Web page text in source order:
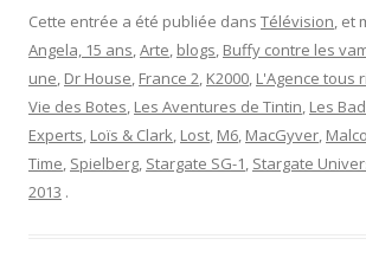
Cette entrée a été publiée dans Télévision, et
Angela, 15 ans,Arte, blogs, Buffy contre les
une, Dr House, France 2, K2000, L'Agence tous
Vie des Botes, Les Aventures de Tintin, Les
Experts, Loïs & Clark, Lost, M6, MacGyver,
Time, Spielberg, Stargate SG-1, Stargate
2013 .